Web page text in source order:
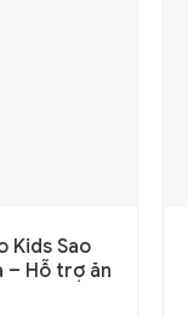
Kids Sao
– Hỗ trợ ăn